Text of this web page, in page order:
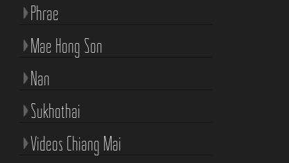
Phrae
Mae Hong Son
Nan
Sukhothai
Videos Chiang Mai